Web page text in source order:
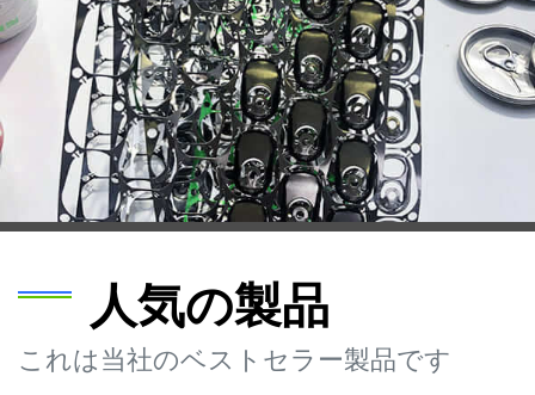
人気の製品
これは当社のベストセラー製品です